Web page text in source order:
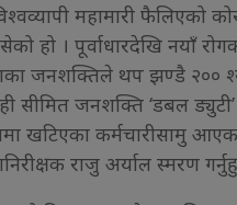
महामारी फैलिएको
हो । पूर्वाधारदेखि नयाँ
जनशक्तिले थप झण्डै २००
सीमित जनशक्ति ‘डबल ड्युटी’
खटिएका कर्मचारीसामु
राजु अर्याल स्मरण